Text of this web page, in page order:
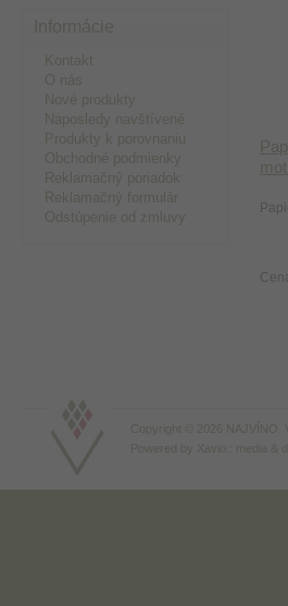
Informácie
Kontakt
O nás
Nové produkty
Naposledy navštívené
Produkty k porovnaniu
Obchodné podmienky
Reklamačný poriadok
Reklamačný formulár
Odstúpenie od zmluvy
Copyright © 2026 NAJVÍNO.
Powered by
Xavio:: media &